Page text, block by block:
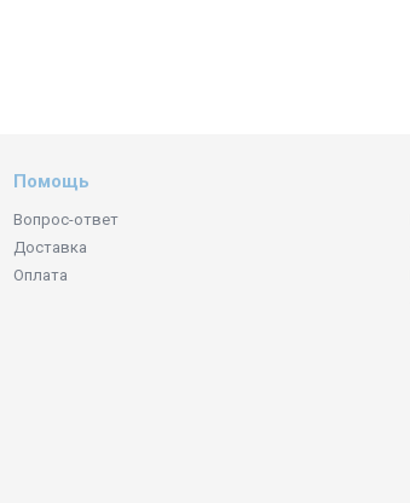
Помощь
Вопрос-ответ
Доставка
Оплата